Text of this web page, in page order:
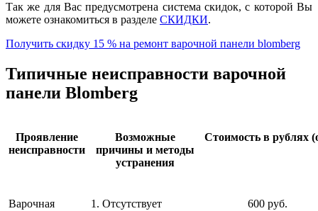
Так же для Вас предусмотрена система скидок, с которой Вы
можете ознакомиться в разделе СКИДКИ.
Получить скидку 15 % на ремонт варочной панели blomberg
Типичные неисправности варочной
панели Blomberg
Проявление
неисправности
Возможные
причины и методы
устранения
Стоимость в рублях
Варочная
1. Отсутствует
600 руб.